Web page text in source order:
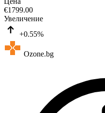
€1799.00
Увеличение
+0.55%
Ozone.bg